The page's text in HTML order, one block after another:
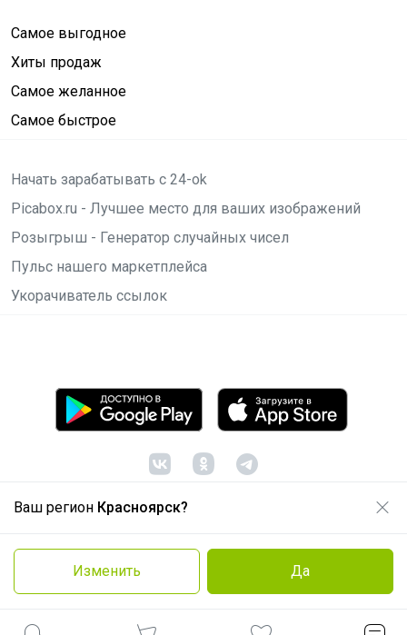
Ваш регион Красноярск?
Изменить Да
Самое выгодное
Хиты продаж
Самое желанное
Самое быстрое
Начать зарабатывать с 24-ok
Picabox.ru - Лучшее место для ваших изображений
Розыгрыш - Генератор случайных чисел
Пульс нашего маркетплейса
Укорачиватель ссылок
© ООО "Лявита", ОГРН 1122468054070, 2012 -2026
Политика конфиденциальности
Cоглашение пользователя